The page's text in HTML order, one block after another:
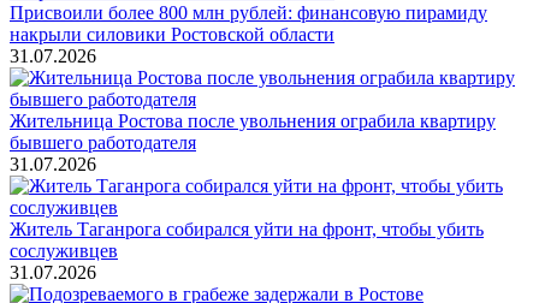
Присвоили более 800 млн рублей: финансовую пирамиду
накрыли силовики Ростовской области
31.07.2026
Жительница Ростова после увольнения ограбила квартиру
бывшего работодателя
31.07.2026
Житель Таганрога собирался уйти на фронт, чтобы убить
сослуживцев
31.07.2026